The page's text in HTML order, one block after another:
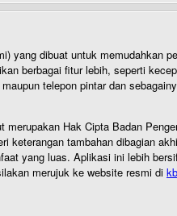
yang dibuat untuk memudahkan
berbagai fitur lebih, seperti
telepon pintar dan
Hak Cipta Badan
keterangan tambahan dibagian
yang luas. Aplikasi ini lebih
merujuk ke website resmi di